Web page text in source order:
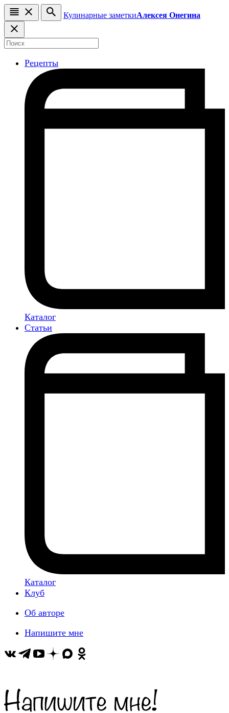
Кулинарные заметкиАлексея Онегина
Рецепты
Каталог
Статьи
Каталог
Клуб
Об авторе
Напишите мне